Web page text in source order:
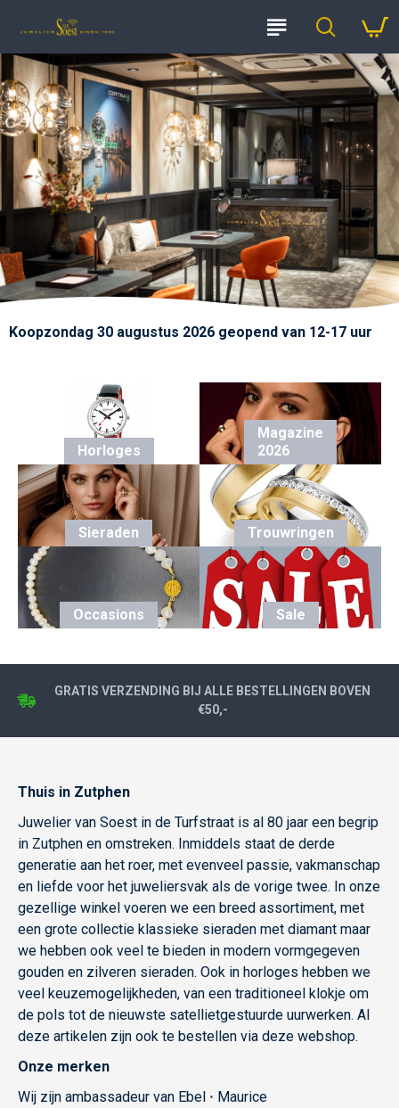
Koopzondag 30 augustus 2026 geopend van 12-17 uur
Horloges
Magazine
2026
Sieraden Trouwringen
Occasions Sale
GRATIS VERZENDING BIJ ALLE BESTELLINGEN BOVEN
€50,-
Thuis in Zutphen
Juwelier van Soest in de Turfstraat is al 80 jaar een begrip
in Zutphen en omstreken. Inmiddels staat de derde
generatie aan het roer, met evenveel passie, vakmanschap
en liefde voor het juweliersvak als de vorige twee. In onze
gezellige winkel voeren we een breed assortiment, met
een grote collectie klassieke sieraden met diamant maar
we hebben ook veel te bieden in modern vormgegeven
gouden en zilveren sieraden. Ook in horloges hebben we
veel keuzemogelijkheden, van een traditioneel klokje om
de pols tot de nieuwste satellietgestuurde uurwerken. Al
deze artikelen zijn ook te bestellen via deze webshop.
Onze merken
Wij zijn ambassadeur van Ebel • Maurice